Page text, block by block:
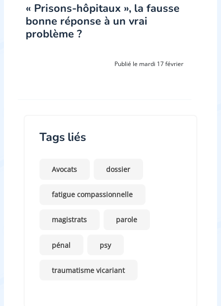
« Prisons-hôpitaux », la fausse
bonne réponse à un vrai
problème ?
Publié le mardi 17 février
Tags liés
Avocats dossier
fatigue compassionnelle
magistrats parole
pénal psy
traumatisme vicariant